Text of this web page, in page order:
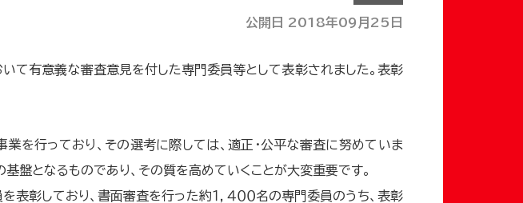
公開日 2018年09月25日
て有意義な審査意見を付した専門委員等として表彰されました。表彰
を行っており、その選考に際しては、適正・公平な審査に努めていま
盤となるものであり、その質を高めていくことが大変重要です。
彰しており、書面審査を行った約１，４００名の専門委員のうち、表彰